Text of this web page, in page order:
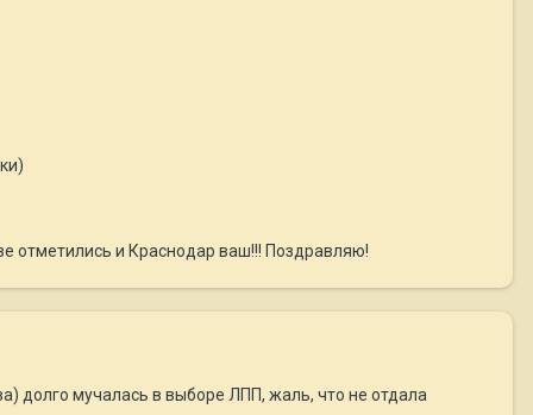
отметились и Краснодар ваш!!! Поздравляю!
долго мучалась в выборе ЛПП, жаль, что не отдала